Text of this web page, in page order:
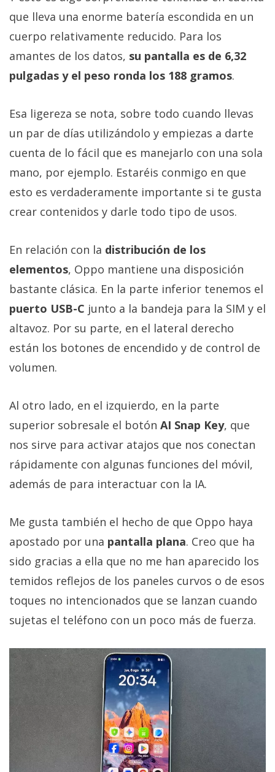
que lleva una enorme batería escondida en un
cuerpo relativamente reducido. Para los
amantes de los datos, su pantalla es de 6,32
pulgadas y el peso ronda los 188 gramos.
Esa ligereza se nota, sobre todo cuando llevas
un par de días utilizándolo y empiezas a darte
cuenta de lo fácil que es manejarlo con una sola
mano, por ejemplo. Estaréis conmigo en que
esto es verdaderamente importante si te gusta
crear contenidos y darle todo tipo de usos.
En relación con la distribución de los
elementos, Oppo mantiene una disposición
bastante clásica. En la parte inferior tenemos el
puerto USB-C junto a la bandeja para la SIM y el
altavoz. Por su parte, en el lateral derecho
están los botones de encendido y de control de
volumen.
Al otro lado, en el izquierdo, en la parte
superior sobresale el botón AI Snap Key, que
nos sirve para activar atajos que nos conectan
rápidamente con algunas funciones del móvil,
además de para interactuar con la IA.
Me gusta también el hecho de que Oppo haya
apostado por una pantalla plana. Creo que ha
sido gracias a ella que no me han aparecido los
temidos reflejos de los paneles curvos o de esos
toques no intencionados que se lanzan cuando
sujetas el teléfono con un poco más de fuerza.